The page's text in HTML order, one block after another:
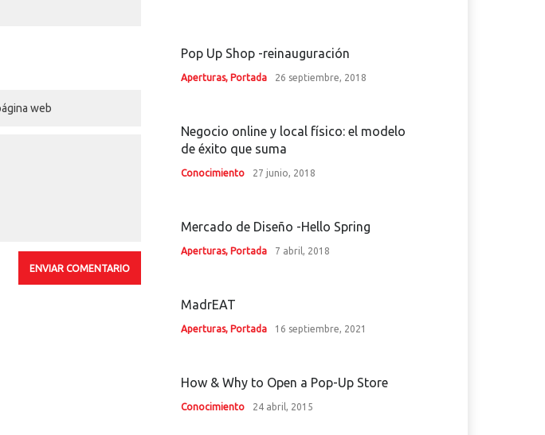
Pop Up Shop -reinauguración
Aperturas, Portada 26 septiembre, 2018
Negocio online y local físico: el modelo
de éxito que suma
Conocimiento 27 junio, 2018
Mercado de Diseño -Hello Spring
Aperturas, Portada 7 abril, 2018
MadrEAT
Aperturas, Portada 16 septiembre, 2021
How & Why to Open a Pop-Up Store
Conocimiento 24 abril, 2015